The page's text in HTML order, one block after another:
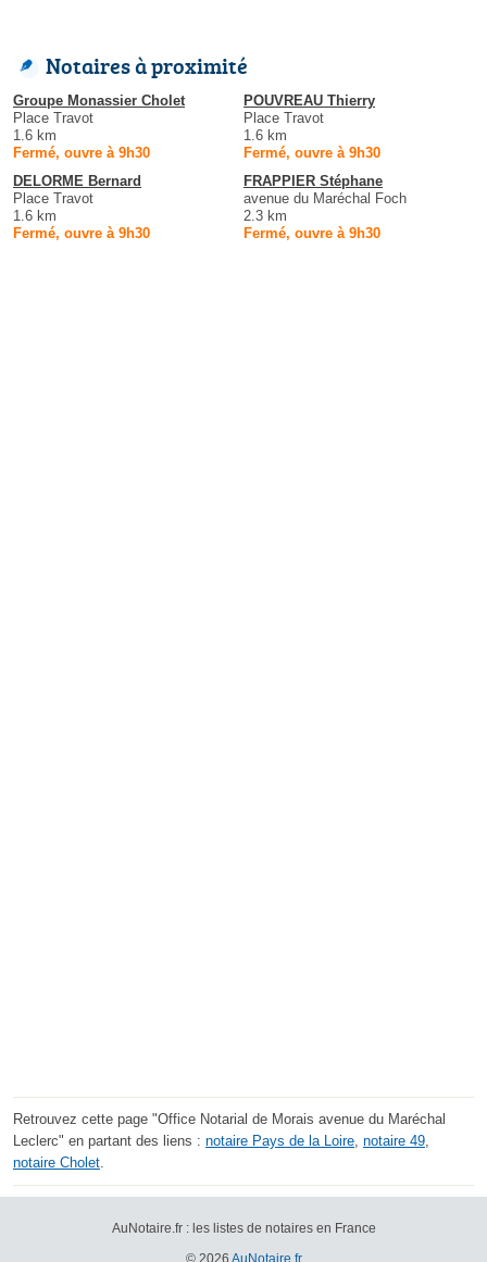
Notaires à proximité
Groupe Monassier Cholet
Place Travot
1.6 km
Fermé, ouvre à 9h30
POUVREAU Thierry
Place Travot
1.6 km
Fermé, ouvre à 9h30
DELORME Bernard
Place Travot
1.6 km
Fermé, ouvre à 9h30
FRAPPIER Stéphane
avenue du Maréchal Foch
2.3 km
Fermé, ouvre à 9h30
Retrouvez cette page "Office Notarial de Morais avenue du Maréchal
Leclerc" en partant des liens : notaire Pays de la Loire, notaire 49,
notaire Cholet.
AuNotaire.fr : les listes de notaires en France